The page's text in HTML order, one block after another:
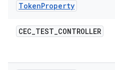
TokenProperty
CEC_TEST_CONTROLLER